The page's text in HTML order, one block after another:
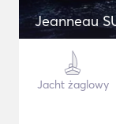
Jeanneau
Jacht żaglowy